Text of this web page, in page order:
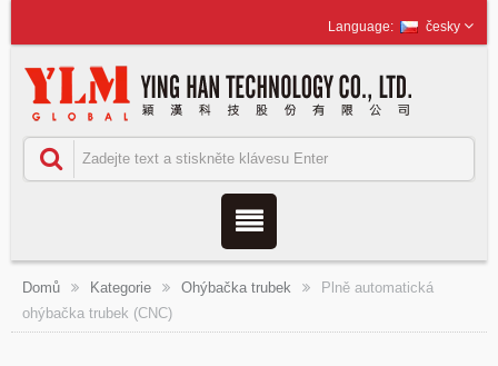
česky
Domů Kategorie Ohýbačka trubek
Plně automatická
ohýbačka trubek (CNC)